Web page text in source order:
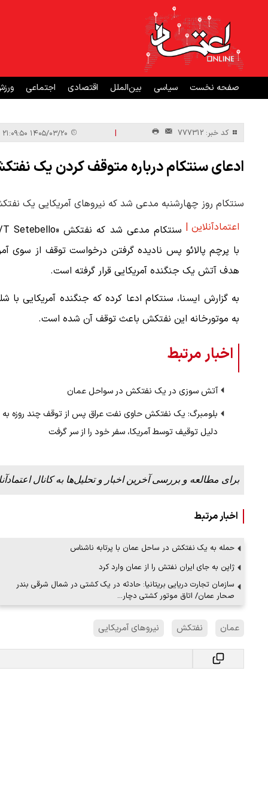
صفحه نخست سیاسی بین‌الملل اقتصادی اجتماعی
کد خبر: 777312 |
ادعای سنتکام درباره متوقف کردن یک
سنتکام روز چهارشنبه مدعی شد که نیروهای آمریکایی یک
اعتمادآنلاین |
با پرچم پالائو پس نادیده گرفتن درخواست توقف از سوی
هدف آتش یک جنگنده آمریکایی قرار گرفته است.
به گزارش ایسنا، سنتکام ادعا کرده که جنگنده آمریکایی با
به موتورخانه این نفتکش باعث توقف آن شده است.
اخبار مرتبط
آتش سوزی در یک نفتکش در سواحل عمان
بلومبرگ: یک نفتکش حاوی نفت عراق پس از توقف چند روزه به
دلیل توقیف توسط آمریکا، سفر خود را از سر گرفت
برای مطالعه و بررسی آخرین اخبار و تحلیل‌ها به کانال
اخبار مرتبط
حمله به یک نفتکش در ساحل عمان با پرتابه ناشناس
ژاپن به جای ایران نفتش را از عمان وارد کرد
سازمان تجارت دریایی بریتانیا: حادثه‌ در یک کشتی در شمال شرقی بندر
صحار عمان/ اتاق موتور کشتی دچار…
عمان نفتکش نیروهای آمریکایی